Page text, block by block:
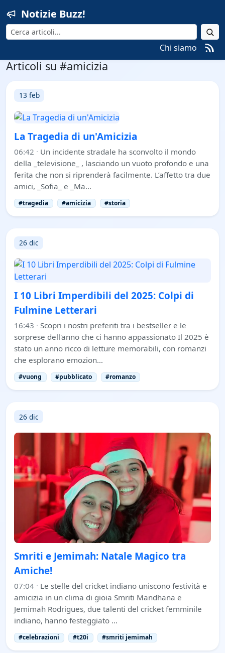
Notizie Buzz!
Cerca
Chi siamo
Articoli su #amicizia
13 feb
La Tragedia di un'Amicizia
06:42 · Un incidente stradale ha sconvolto il mondo
della _televisione_ , lasciando un vuoto profondo e una
ferita che non si riprenderà facilmente. L’affetto tra due
amici, _Sofia_ e _Ma…
#tragedia #amicizia #storia
26 dic
I 10 Libri Imperdibili del 2025: Colpi di
Fulmine Letterari
16:43 · Scopri i nostri preferiti tra i bestseller e le
sorprese dell'anno che ci hanno appassionato Il 2025 è
stato un anno ricco di letture memorabili, con romanzi
che esplorano emozion…
#vuong #pubblicato #romanzo
26 dic
Smriti e Jemimah: Natale Magico tra
Amiche!
07:04 · Le stelle del cricket indiano uniscono festività e
amicizia in un clima di gioia Smriti Mandhana e
Jemimah Rodrigues, due talenti del cricket femminile
indiano, hanno festeggiato …
#celebrazioni #t20i #smriti jemimah